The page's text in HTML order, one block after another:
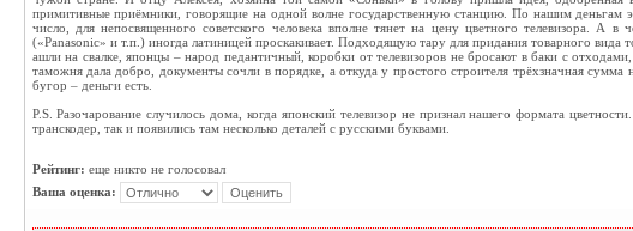
примитивные приёмники, говорящие на одной волне государственную станцию. По нашим деньгам
число, для непосвященного советского человека вполне тянет на цену цветного телевизора. А
(«Panasonic» и т.п.) иногда латиницей проскакивает. Подходящую тару для придания товарного вида
ашли на свалке, японцы – народ педантичный, коробки от телевизоров не бросают в баки с
таможня дала добро, документы сочли в порядке, а откуда у простого строителя трёхзначная сумма
бугор – деньги есть.
P.S. Разочарование случилось дома, когда японский телевизор не признал нашего формата
транскодер, так и появились там несколько деталей с русскими буквами.
Рейтинг: еще никто не голосовал
Ваша оценка: